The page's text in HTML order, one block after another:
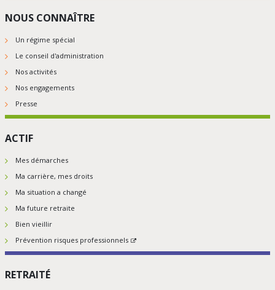
NOUS CONNAÎTRE
Un régime spécial
Le conseil d'administration
Nos activités
Nos engagements
Presse
ACTIF
Mes démarches
Ma carrière, mes droits
Ma situation a changé
Ma future retraite
Bien vieillir
Prévention risques professionnels
RETRAITÉ